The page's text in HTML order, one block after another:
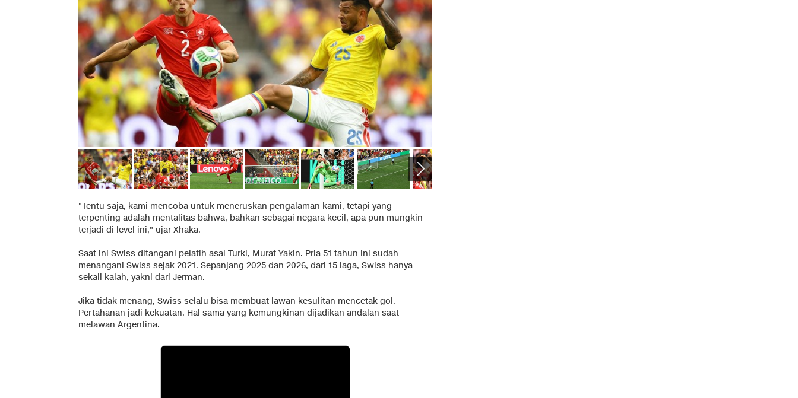
"Tentu saja, kami mencoba untuk meneruskan pengalaman kami, tetapi yang
terpenting adalah mentalitas bahwa, bahkan sebagai negara kecil, apa pun mungkin
terjadi di level ini," ujar Xhaka.
Saat ini Swiss ditangani pelatih asal Turki, Murat Yakin. Pria 51 tahun ini sudah
menangani Swiss sejak 2021. Sepanjang 2025 dan 2026, dari 15 laga, Swiss hanya
sekali kalah, yakni dari Jerman.
Jika tidak menang, Swiss selalu bisa membuat lawan kesulitan mencetak gol.
Pertahanan jadi kekuatan. Hal sama yang kemungkinan dijadikan andalan saat
melawan Argentina.